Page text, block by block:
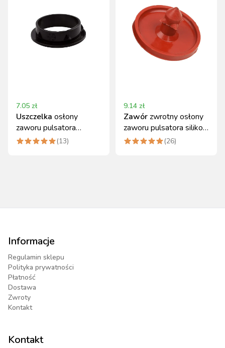
7.05 zł
Uszczelka osłony
zaworu pulsatora
gumowa, trwała
(13)
9.14 zł
Zawórzwrotny osłony
zaworu pulsatora silikon
Canagri
(26)
Informacje
Regulamin sklepu
Polityka prywatności
Płatność
Dostawa
Zwroty
Kontakt
Kontakt